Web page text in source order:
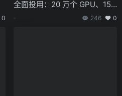
0
全面投用：20 万个 GPU、150
246 0